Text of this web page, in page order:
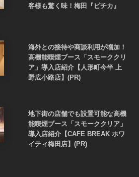
客様も驚く味！梅田『ピチカ』
海外との接待や商談利用が増加！
高機能喫煙ブース「スモーククリ
ア」導入店紹介【人形町今半 上
野広小路店】(PR)
地下街の店舗でも設置可能な高機
能喫煙ブース「スモーククリア」
導入店紹介【CAFE BREAK ホワ
イティ梅田店】(PR)